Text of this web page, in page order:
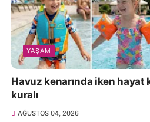
YAŞAM
Havuz kenarında iken
kuralı
AĞUSTOS 04, 2026